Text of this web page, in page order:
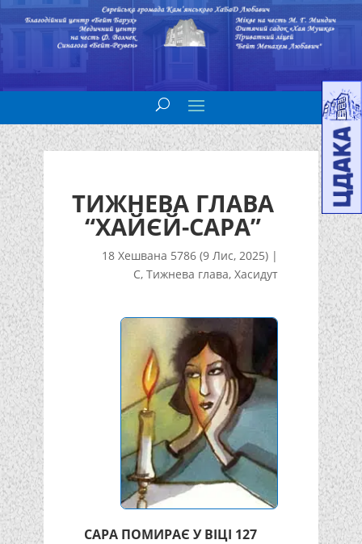
ТИЖНЕВА ГЛАВА
“ХАЙЄЙ-САРА”
18 Хешвана 5786 (9 Лис, 2025) |
С,Тижнева глава,Хасидут
САРА ПОМИРАЄ У ВІЦІ 127